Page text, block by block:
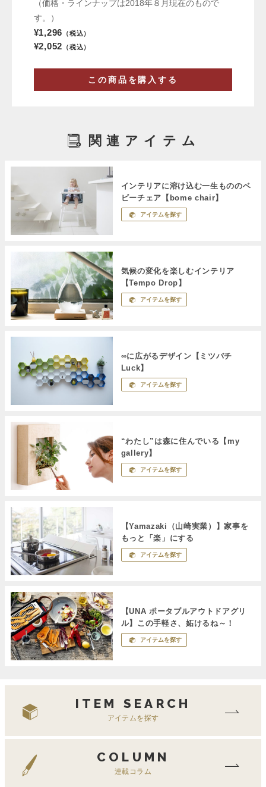
（価格・ラインナップは2018年８月現在のもので
す。）
¥1,296 （税込）
¥2,052 （税込）
この商品を購入する
関連アイテム
インテリアに溶け込む一生もののベ
ビーチェア【bome chair】
アイテムを探す
気候の変化を楽しむインテリア
【Tempo Drop】
アイテムを探す
∞に広がるデザイン【ミツバチ
Luck】
アイテムを探す
“わたし”は森に住んでいる【my
gallery】
アイテムを探す
【Yamazaki（山崎実業）】家事を
もっと「楽」にする
アイテムを探す
【UNA ポータブルアウトドアグリ
ル】この手軽さ、妬けるね～！
アイテムを探す
ITEM SEARCH
アイテムを探す
COLUMN
連載コラム